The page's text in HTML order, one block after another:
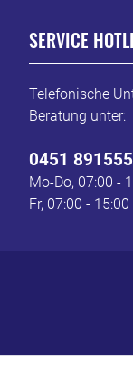
SERVICE
Telefonische
Beratung unter:
0451 891555
Mo-Do, 07:00 -
Fr, 07:00 -